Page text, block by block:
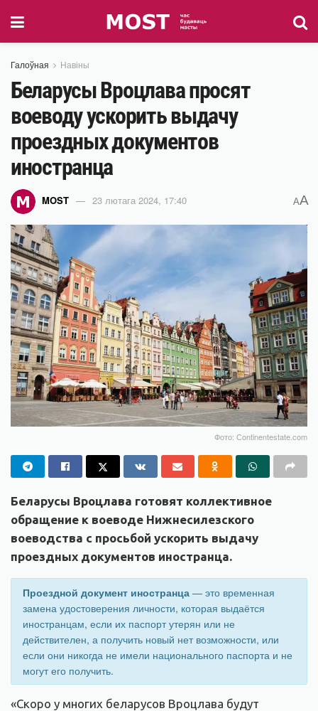
Галоўная Навіны
Беларусы Вроцлава просят
воеводу ускорить выдачу
проездных документов
иностранца
MOST 23 лютага 2024, 17:40 AA
Фото: Сontinentestate.com
Беларусы Вроцлава готовят коллективное
обращение к воеводе Нижнесилезского
воеводства с просьбой ускорить выдачу
проездных документов иностранца.
Проездной документ иностранца — это временная
замена удостоверения личности, которая выдаётся
иностранцам, если их паспорт утерян или не
действителен, а получить новый нет возможности, или
если они никогда не имели национального паспорта и не
могут его получить.
«Скоро у многих беларусов Вроцлава будут